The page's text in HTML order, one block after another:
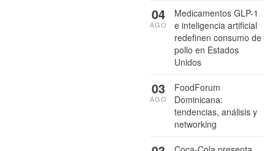
Medicamentos GLP-1
e inteligencia artificial
redefinen consumo de
pollo en Estados
Unidos
04
AGO
FoodForum
Dominicana:
tendencias, análisis y
networking
03
AGO